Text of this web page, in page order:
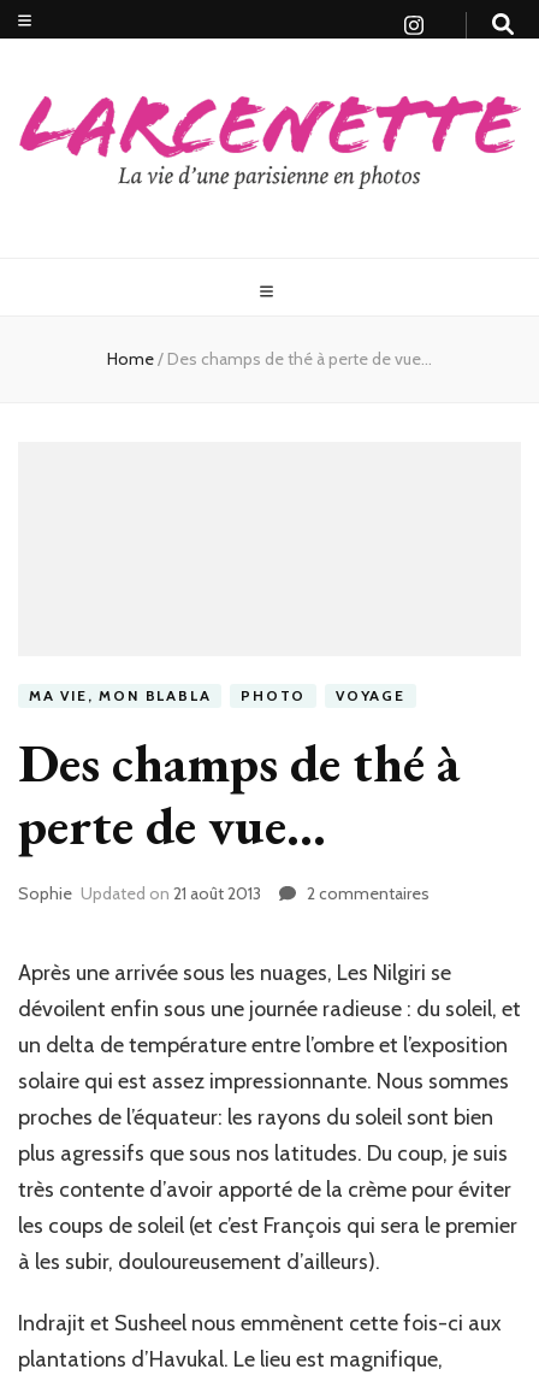
Home/ Des champs de thé à perte de vue…
MA VIE, MON BLABLA PHOTO VOYAGE
Des champs de thé à
perte de vue…
Sophie Updated on 21 août 2013 2 commentaires
de
à
perte
vue…
Après une arrivée sous les nuages, Les Nilgiri se
dévoilent enfin sous une journée radieuse : du soleil, et
un delta de température entre l’ombre et l’exposition
solaire qui est assez impressionnante. Nous sommes
proches de l’équateur: les rayons du soleil sont bien
plus agressifs que sous nos latitudes. Du coup, je suis
très contente d’avoir apporté de la crème pour éviter
les coups de soleil (et c’est François qui sera le premier
à les subir, douloureusement d’ailleurs).
Indrajit et Susheel nous emmènent cette fois-ci aux
plantations d’Havukal. Le lieu est magnifique,